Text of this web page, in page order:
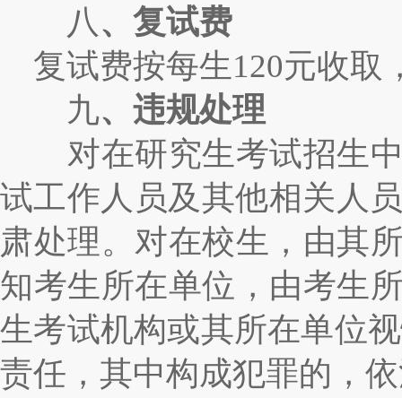
八、复试费
复试费按每生120元收取
九、违规处理
对在研究生考试招生中
试工作人员及其他相关人
肃处理。对在校生，由其
知考生所在单位，由考生
生考试机构或其所在单位
责任，其中构成犯罪的，